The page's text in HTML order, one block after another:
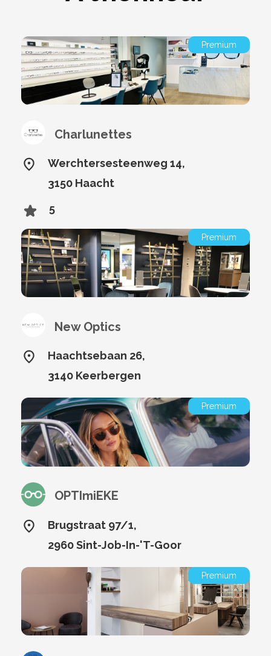
Premium
Charlunettes
Werchtersesteenweg 14,
3150 Haacht
5
Premium
New Optics
Haachtsebaan 26,
3140 Keerbergen
Premium
OPTImiEKE
Brugstraat 97/1,
2960 Sint-Job-In-'T-Goor
Premium